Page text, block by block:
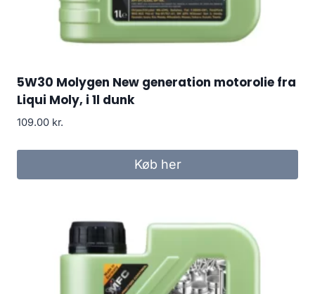
5W30 Molygen New generation motorolie fra
Liqui Moly, i 1l dunk
109.00 kr.
Køb her